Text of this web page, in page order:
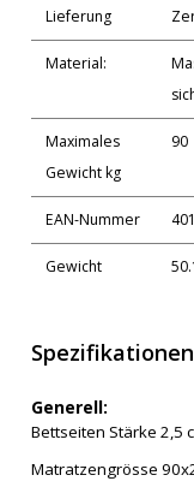
Lieferung
Material:
Maximales
Gewicht kg
90
EAN-Nummer
Gewicht
Spezifikationen
Generell:
Bettseiten Stärke 2,5
Matratzengrösse